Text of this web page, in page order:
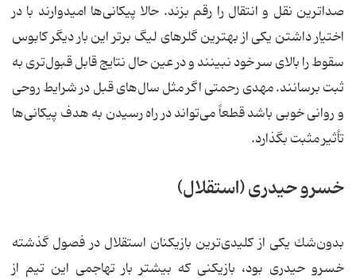
صدا‌ترین نقل و انتقال را رقم بزند. حالا پیكانی‌ها امیدوارند با در
اختیار داشتن یكی از بهترین گلرهای لیگ ‌برتر این بار دیگر كابوس
سقوط را بالای سر خود نبینند و در عین حال نتایج قابل قبول‌تری به
ثبت برسانند. مهدی رحمتی اگر مثل سال‌های قبل در شرایط روحی
و روانی خوبی باشد قطعاً می‌تواند در راه رسیدن به هدف پیكانی‌ها
تأثیر مثبت بگذارد.
خسرو حیدری (استقلال)
بدون‌شك یكی از كلیدی‌ترین بازیكنان استقلال در فصول گذشته
خسرو حیدری بود، بازیكنی كه بیشتر بار تهاجمی این تیم از